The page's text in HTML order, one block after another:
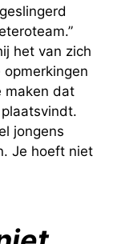
het van zich
maken dat
jongens
Je hoeft niet